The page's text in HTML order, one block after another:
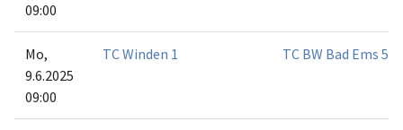
09:00
Mo,
9.6.2025
09:00
TC Winden 1 TC BW Bad Ems 5